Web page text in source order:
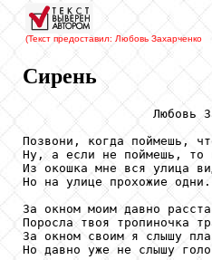
(Текст предоставил: Любовь Захарченко
Сирень
Любовь
Позвони, когда поймешь,
Ну, а если не поймешь, то
Из окошка мне вся улица
Но на улице прохожие одни.
За окном моим давно
Поросла твоя тропиночка
За окном своим я слышу
Но давно уже не слышу